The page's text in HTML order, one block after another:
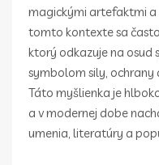
magickými artefaktmi
tomto kontexte sa často
ktorý odkazuje na osud
symbolom sily, ochrany
Táto myšlienka je
a v modernej dobe
umenia, literatúry a